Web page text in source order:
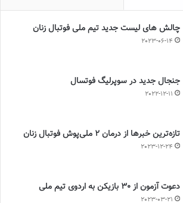
چالش هاى ليست جدید تيم ملى فوتبال زنان
2023-06-14
جنجال جدید در سوپرلیگ فوتسال
2022-12-11
تازه‌ترین خبرها از درمان ۲ ملی‌پوش فوتبال زنان
2023-12-24
دعوت آزمون از 30 بازیکن به اردوی تیم ملی
2023-03-21